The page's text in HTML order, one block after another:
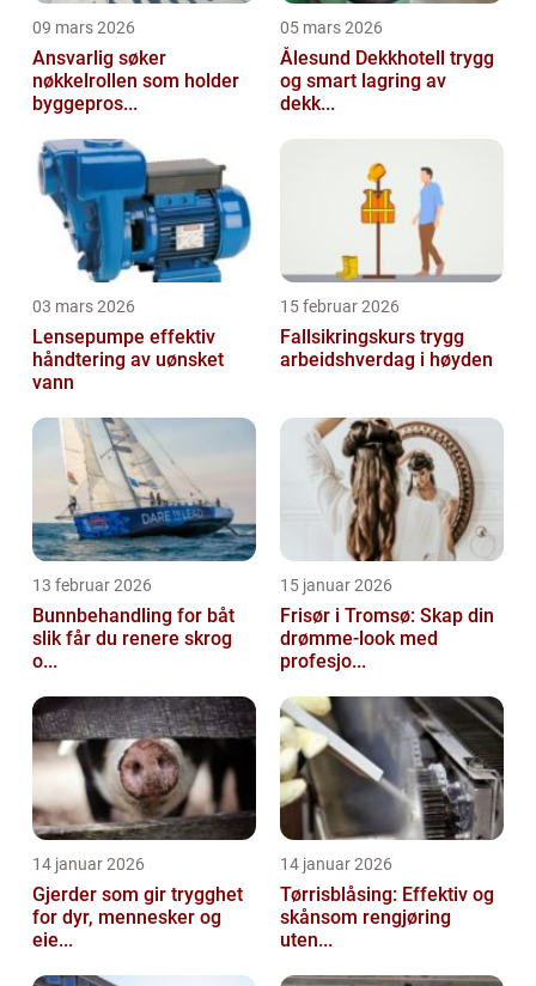
09 mars 2026
Ansvarlig søker
nøkkelrollen som holder
byggepros...
05 mars 2026
Ålesund Dekkhotell trygg
og smart lagring av
dekk...
03 mars 2026
Lensepumpe effektiv
håndtering av uønsket
vann
15 februar 2026
Fallsikringskurs trygg
arbeidshverdag i høyden
13 februar 2026
Bunnbehandling for båt
slik får du renere skrog
o...
15 januar 2026
Frisør i Tromsø: Skap din
drømme-look med
profesjo...
14 januar 2026
Gjerder som gir trygghet
for dyr, mennesker og
eie...
14 januar 2026
Tørrisblåsing: Effektiv og
skånsom rengjøring
uten...